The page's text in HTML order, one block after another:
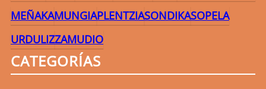
MEÑAKAMUNGIAPLENTZIASONDIKASOPELA
URDULIZZAMUDIO
CATEGORÍAS